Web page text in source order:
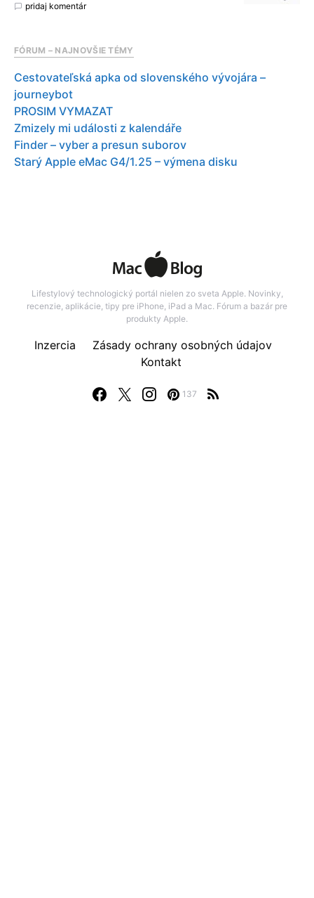
pridaj komentár
FÓRUM – NAJNOVŠIE TÉMY
Cestovateľská apka od slovenského vývojára –
journeybot
PROSIM VYMAZAT
Zmizely mi události z kalendáře
Finder – vyber a presun suborov
Starý Apple eMac G4/1.25 – výmena disku
Lifestylový technologický portál nielen zo sveta Apple. Novinky,
recenzie, aplikácie, tipy pre iPhone, iPad a Mac. Fórum a bazár pre
produkty Apple.
137
Inzercia
Zásady ochrany osobných údajov
Kontakt